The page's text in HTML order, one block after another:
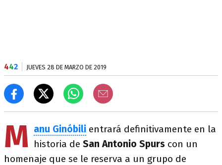
442 JUEVES 28 DE MARZO DE 2019
M anu Ginóbili entrará definitivamente en la
historia de San Antonio Spurs con un
homenaje que se le reserva a un grupo de